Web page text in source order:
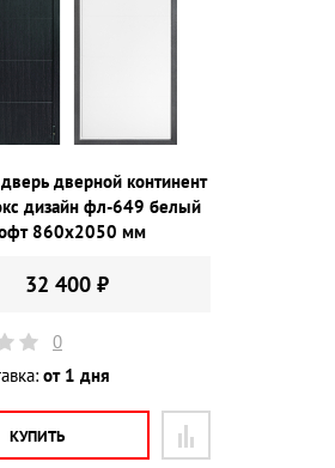
дверной континент
дизайн фл-649 белый
860х2050 мм
32 400 ₽
0
от 1 дня
КУПИТЬ